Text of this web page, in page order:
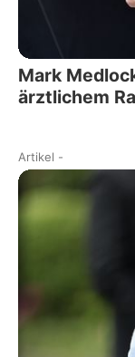
Mark
ärztlichem
Artikel -